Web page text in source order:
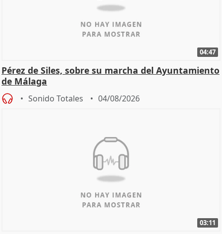
04:47
Pérez de Siles, sobre su marcha del Ayuntamiento
de Málaga
Sonido Totales 04/08/2026
03:11